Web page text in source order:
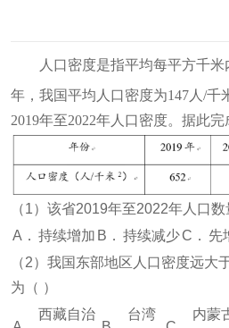
人口密度是指平均每平方千
年，我国平均人口密度为147人/千
2019年至2022年人口密度。据此完
（1）该省2019年至2022年人口数
A． 持续增加 B． 持续减少C． 先
（2）我国东部地区人口密度远大
为（ ）
西藏自治
台湾
内蒙